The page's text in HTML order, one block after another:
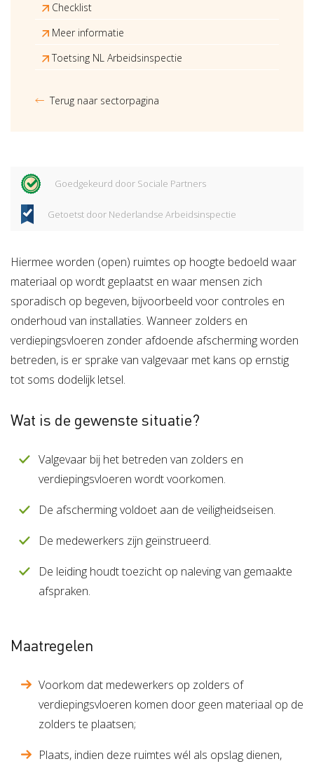
Checklist
Meer informatie
Toetsing NL Arbeidsinspectie
Terug naar sectorpagina
Goedgekeurd door Sociale Partners
Getoetst door Nederlandse Arbeidsinspectie
Hiermee worden (open) ruimtes op hoogte bedoeld waar
materiaal op wordt geplaatst en waar mensen zich
sporadisch op begeven, bijvoorbeeld voor controles en
onderhoud van installaties. Wanneer zolders en
verdiepingsvloeren zonder afdoende afscherming worden
betreden, is er sprake van valgevaar met kans op ernstig
tot soms dodelijk letsel.
Wat is de gewenste situatie?
Valgevaar bij het betreden van zolders en
verdiepingsvloeren wordt voorkomen.
De afscherming voldoet aan de veiligheidseisen.
De medewerkers zijn geïnstrueerd.
De leiding houdt toezicht op naleving van gemaakte
afspraken.
Maatregelen
Voorkom dat medewerkers op zolders of
verdiepingsvloeren komen door geen materiaal op de
zolders te plaatsen;
Plaats, indien deze ruimtes wél als opslag dienen,